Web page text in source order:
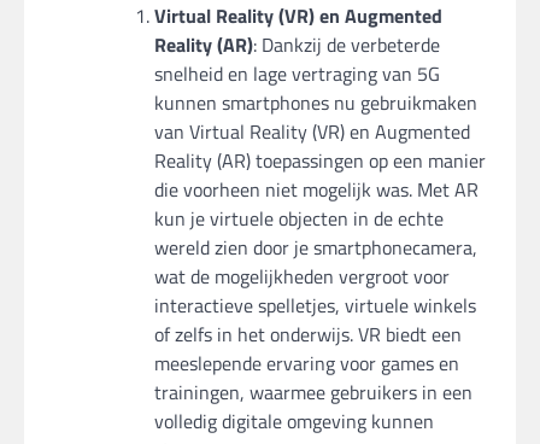
Virtual Reality (VR) en Augmented
Reality (AR): Dankzij de verbeterde
snelheid en lage vertraging van 5G
kunnen smartphones nu gebruikmaken
van Virtual Reality (VR) en Augmented
Reality (AR) toepassingen op een manier
die voorheen niet mogelijk was. Met AR
kun je virtuele objecten in de echte
wereld zien door je smartphonecamera,
wat de mogelijkheden vergroot voor
interactieve spelletjes, virtuele winkels
of zelfs in het onderwijs. VR biedt een
meeslepende ervaring voor games en
trainingen, waarmee gebruikers in een
volledig digitale omgeving kunnen